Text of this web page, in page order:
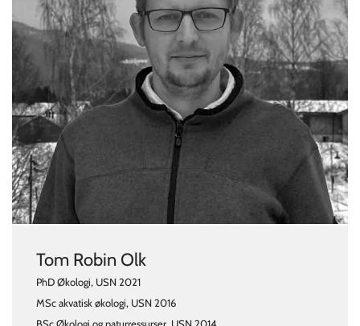
Tom Robin Olk
PhD Økologi, USN 2021
MSc akvatisk økologi, USN 2016
BSc Økologi og naturressurser, USN 2014